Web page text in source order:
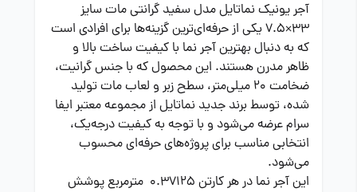
آجر یونیک نماتایل مدل سفید گرانتی مات سایز
33×7.5 یکی از حرفه‌ای‌ترین گزینه‌ها برای افرادی است
که به دنبال بهترین آجر نما با کیفیت ساخت بالا و
ظاهر مدرن هستند. این محصول که با جنس گرانیت،
ضخامت 20 میلی‌متر، سطح زبر و لعاب مات تولید
شده، توسط برند جدید نماتایل از مجموعه معتبر ایفا
سرام عرضه می‌شود و با توجه به کیفیت درجه‌یک،
انتخابی مناسب برای پروژه‌های حرفه‌ای محسوب
می‌شود.
این آجر نما در هر کارتن 0.37125 مترمربع پوشش